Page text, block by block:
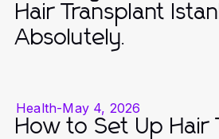
Hair Transplant
Absolutely.
Health-May 4, 2026
How to Set Up Hair